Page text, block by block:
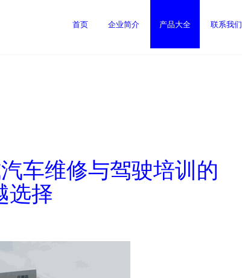
首页 企业简介 产品大全 联系我们
车维修与驾驶培训的
选择